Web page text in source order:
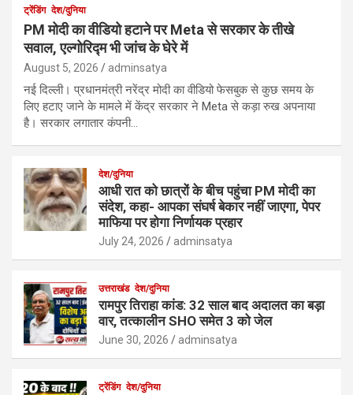
ट्रेंडिंग देश/दुनिया
PM मोदी का वीडियो हटाने पर Meta से सरकार के तीखे
सवाल, एल्गोरिद्म भी जांच के घेरे में
August 5, 2026 adminsatya
नई दिल्ली। प्रधानमंत्री नरेंद्र मोदी का वीडियो फेसबुक से कुछ समय के
लिए हटाए जाने के मामले में केंद्र सरकार ने Meta से कड़ा रुख अपनाया
है। सरकार लगातार कंपनी…
देश/दुनिया
आधी रात को छात्रों के बीच पहुंचा PM मोदी का
संदेश, कहा- आपका संघर्ष बेकार नहीं जाएगा, पेपर
माफिया पर होगा निर्णायक प्रहार
July 24, 2026 adminsatya
उत्तराखंड देश/दुनिया
रामपुर तिराहा कांड: 32 साल बाद अदालत का बड़ा
वार, तत्कालीन SHO समेत 3 को जेल
June 30, 2026 adminsatya
ट्रेंडिंग देश/दुनिया